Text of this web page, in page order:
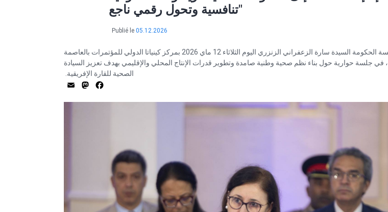
تنافسية وتحول رقمي ناجع"
Publié le 05.12.2026
شاركت رئيسة الحكومة السيدة سارة الزعفراني الزنزري اليوم الثلاثاء 12 ماي 2026 بمركز كينياتا الدولي للمؤتمرات بالعاصمة
في جلسة حوارية حول بناء نظم صحية وطنية صامدة وتطوير قدرات الإنتاج المحلي والإقليمي بهدف تعزيز السيادة
الصحية للقارة الإفريقية.
Facebook
Mastodon